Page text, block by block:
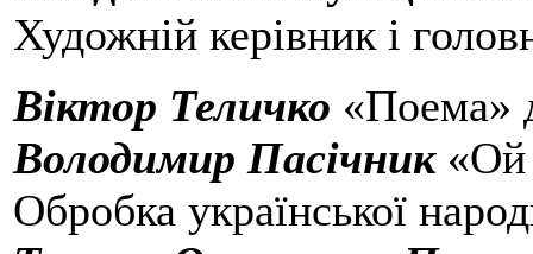
Художній керівник і
Віктор Теличко «Поема»
Володимир Пасічник«Ой
Обробка української